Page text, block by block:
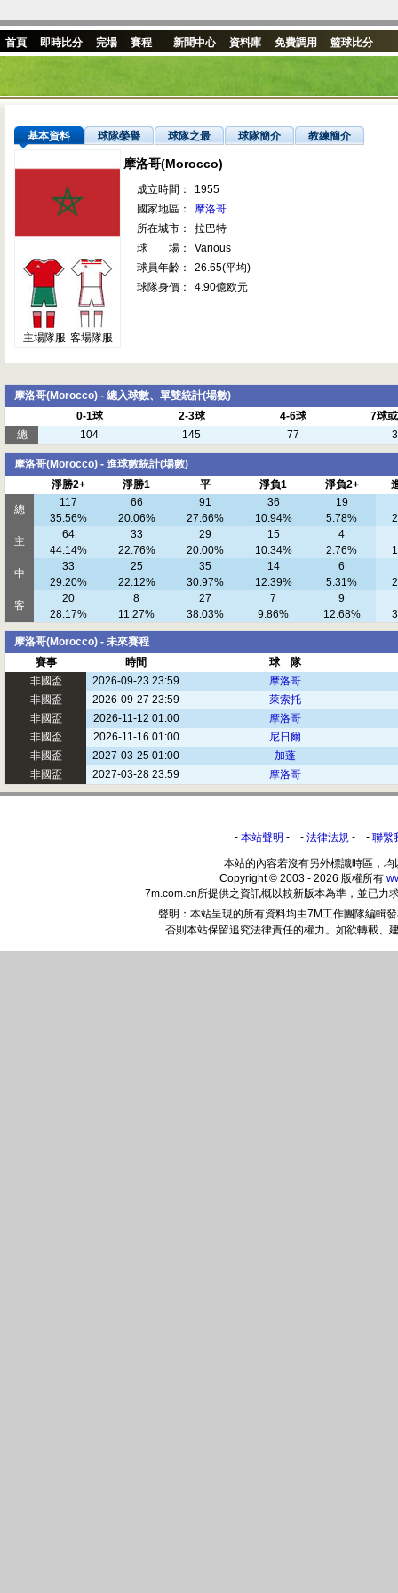
首頁 即時比分 完場 賽程 新聞中心 資料庫 免費調用 籃球比分
基本資料 球隊榮譽 球隊之最 球隊簡介 教練簡介
主場隊服 客場隊服
摩洛哥(Morocco)
成立時間：
1955
國家地區：
摩洛哥
所在城市：
拉巴特
球 場：
Various
球員年齡：
26.65(平均)
球隊身價：
4.90億欧元
摩洛哥(Morocco) - 總入球數、單雙統計(場數)
0-1球
2-3球 4-6球
7球
總
104 145 77 3
摩洛哥(Morocco) - 進球數統計(場數)
淨勝2+
淨勝1 平 淨負1 淨負2+
總
117 66 91 36
19
35.56%
20.06% 27.66% 10.94% 5.78%
主
64 33 29 15
4
44.14%
22.76% 20.00% 10.34% 2.76%
中
33 25 35 14
6
29.20%
22.12% 30.97% 12.39% 5.31%
客
20 8 27 7
9
28.17%
11.27% 38.03% 9.86% 12.68%
摩洛哥(Morocco) - 未來賽程
賽事
時間
球 隊
非國盃
2026-09-23 23:59
摩洛哥
非國盃
2026-09-27 23:59
萊索托
非國盃
2026-11-12 01:00
摩洛哥
非國盃
2026-11-16 01:00
尼日爾
非國盃
2027-03-25 01:00
加蓬
非國盃
2027-03-28 23:59 摩洛哥
- 本站聲明 - - 法律法規 - - 聯繫
本站的內容若沒有另外標識時區，均
Copyright © 2003 - 2026 版權所有
7m.com.cn所提供之資訊概以較新版本為準，並已力
聲明：本站呈現的所有資料均由7M工作團隊編輯
否則本站保留追究法律責任的權力。如欲轉載、